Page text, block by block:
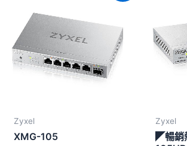
Zyxel
XMG-105
格：
NT$2,220。NT$2,140。
Zyxel
◤暢銷